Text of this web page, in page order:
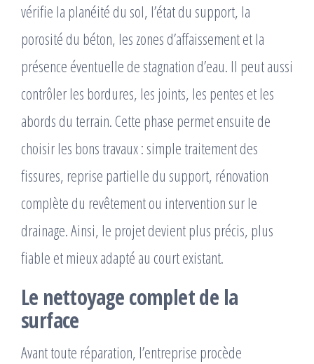
vérifie la planéité du sol, l’état du support, la
porosité du béton, les zones d’affaissement et la
présence éventuelle de stagnation d’eau. Il peut aussi
contrôler les bordures, les joints, les pentes et les
abords du terrain. Cette phase permet ensuite de
choisir les bons travaux : simple traitement des
fissures, reprise partielle du support, rénovation
complète du revêtement ou intervention sur le
drainage. Ainsi, le projet devient plus précis, plus
fiable et mieux adapté au court existant.
Le nettoyage complet de la
surface
Avant toute réparation, l’entreprise procède